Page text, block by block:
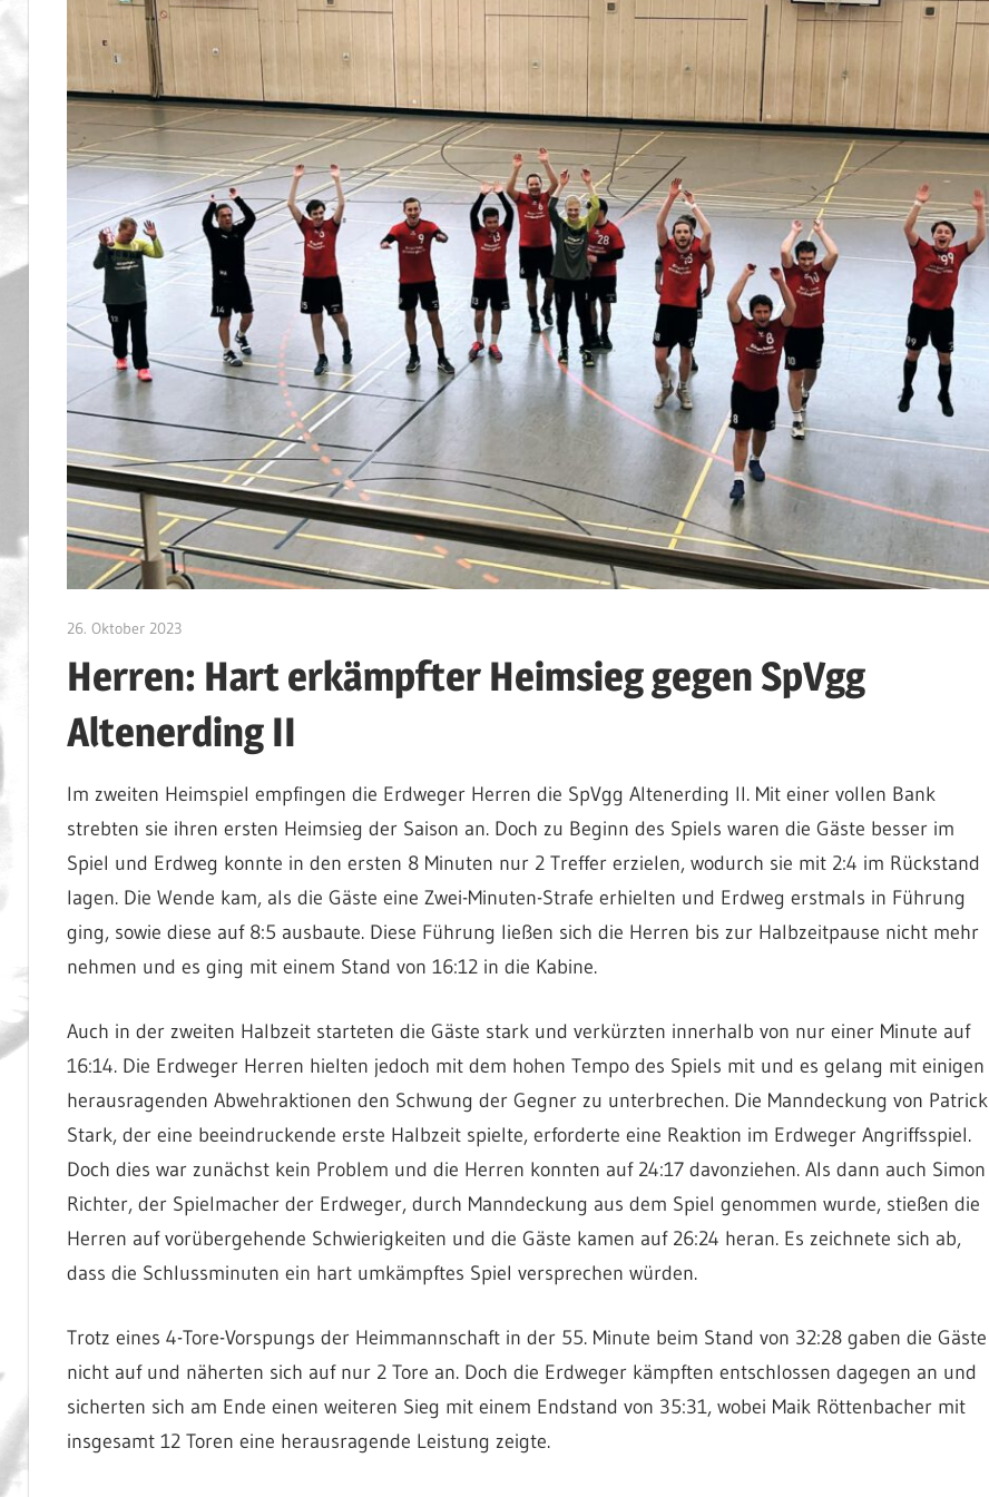
26. Oktober 2023admin
Herren: Hart erkämpfter Heimsieg gegen SpVgg
Altenerding II
Im zweiten Heimspiel empfingen die Erdweger Herren die SpVgg Altenerding II. Mit einer vollen Bank
strebten sie ihren ersten Heimsieg der Saison an. Doch zu Beginn des Spiels waren die Gäste besser im
Spiel und Erdweg konnte in den ersten 8 Minuten nur 2 Treffer erzielen, wodurch sie mit 2:4 im Rückstand
lagen. Die Wende kam, als die Gäste eine Zwei-Minuten-Strafe erhielten und Erdweg erstmals in Führung
ging, sowie diese auf 8:5 ausbaute. Diese Führung ließen sich die Herren bis zur Halbzeitpause nicht mehr
nehmen und es ging mit einem Stand von 16:12 in die Kabine.
Auch in der zweiten Halbzeit starteten die Gäste stark und verkürzten innerhalb von nur einer Minute auf
16:14. Die Erdweger Herren hielten jedoch mit dem hohen Tempo des Spiels mit und es gelang mit einigen
herausragenden Abwehraktionen den Schwung der Gegner zu unterbrechen. Die Manndeckung von Patrick
Stark, der eine beeindruckende erste Halbzeit spielte, erforderte eine Reaktion im Erdweger Angriffsspiel.
Doch dies war zunächst kein Problem und die Herren konnten auf 24:17 davonziehen. Als dann auch Simon
Richter, der Spielmacher der Erdweger, durch Manndeckung aus dem Spiel genommen wurde, stießen die
Herren auf vorübergehende Schwierigkeiten und die Gäste kamen auf 26:24 heran. Es zeichnete sich ab,
dass die Schlussminuten ein hart umkämpftes Spiel versprechen würden.
Trotz eines 4-Tore-Vorspungs der Heimmannschaft in der 55. Minute beim Stand von 32:28 gaben die Gäste
nicht auf und näherten sich auf nur 2 Tore an. Doch die Erdweger kämpften entschlossen dagegen an und
sicherten sich am Ende einen weiteren Sieg mit einem Endstand von 35:31, wobei Maik Röttenbacher mit
insgesamt 12 Toren eine herausragende Leistung zeigte.